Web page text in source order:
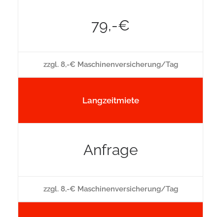
79,-€
zzgl. 8,-€ Maschinenversicherung/Tag
Langzeitmiete
Anfrage
zzgl. 8,-€ Maschinenversicherung/Tag